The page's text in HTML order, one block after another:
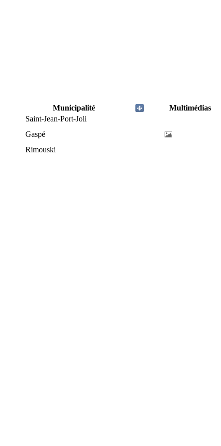
Municipalité
Multimédias
Saint-Jean-Port-Joli
Gaspé
Rimouski